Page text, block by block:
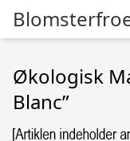
Økologisk
Blanc”